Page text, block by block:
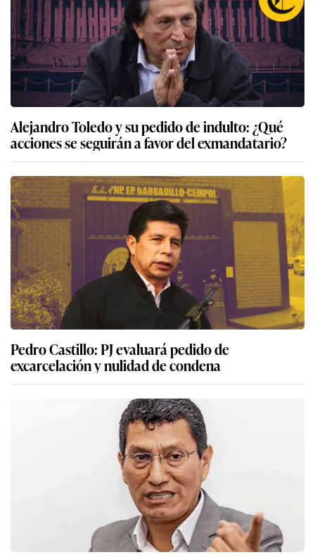
Alejandro Toledo y su pedido de indulto: ¿Qué
acciones se seguirán a favor del exmandatario?
Pedro Castillo: PJ evaluará pedido de
excarcelación y nulidad de condena